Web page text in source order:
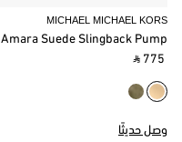
MICHAEL MICHAEL KORS
Amara Suede Slingback Pump
‎ ⃁ 775 ‎
وصل حديثًا